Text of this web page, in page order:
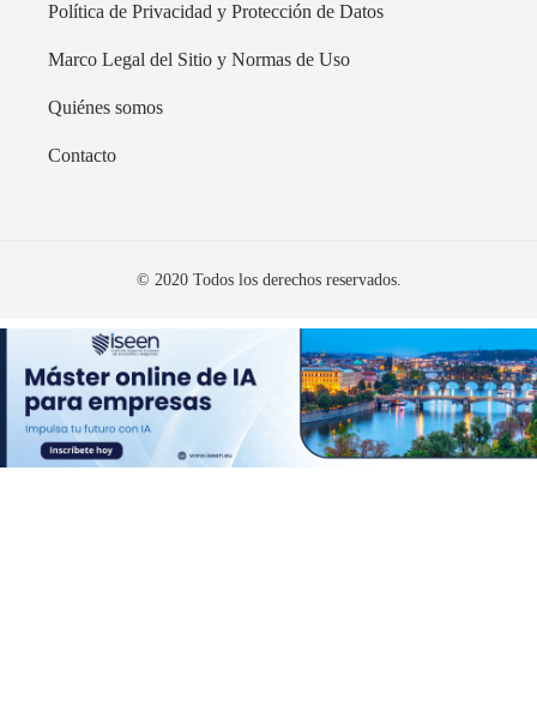
Política de Privacidad y Protección de Datos
Marco Legal del Sitio y Normas de Uso
Quiénes somos
Contacto
© 2020 Todos los derechos reservados.